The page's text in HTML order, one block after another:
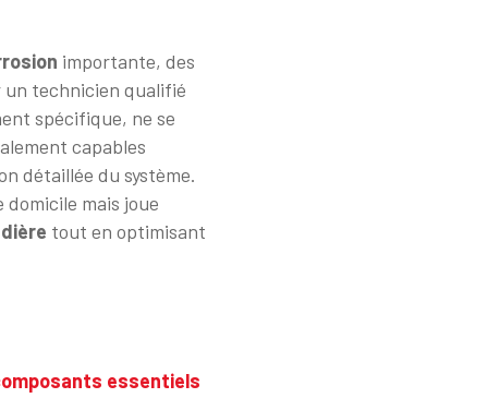
importante, des
un technicien qualifié
spécifique, ne se
capables
détaillée du système.
mais joue
tout en optimisant
essentiels